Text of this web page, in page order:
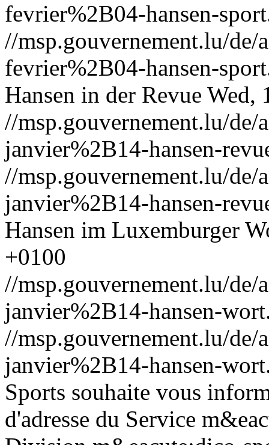
fevrier%2B04-hansen-
//msp.gouvernement.lu/
fevrier%2B04-hansen-
Hansen in der Revue Wed,
//msp.gouvernement.lu/
janvier%2B14-hansen-
//msp.gouvernement.lu/
janvier%2B14-hansen-
Hansen im Luxemburger
+0100
//msp.gouvernement.lu/
janvier%2B14-hansen-
//msp.gouvernement.lu/
janvier%2B14-hansen-
Sports souhaite vous
d'adresse du Service